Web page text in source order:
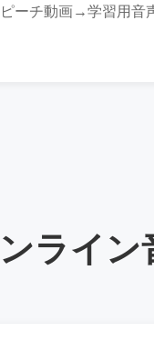
ーチ動画→学習用音
ライン